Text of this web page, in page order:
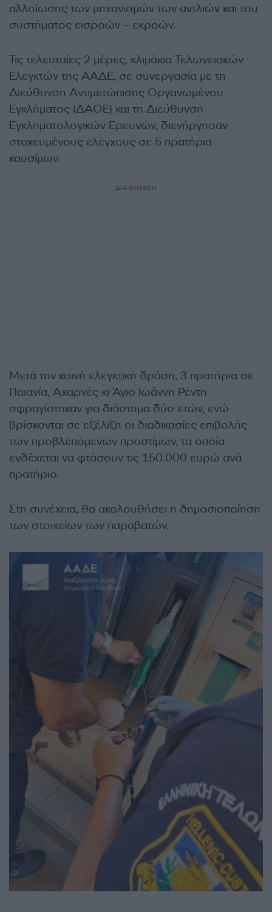
αλλοίωσης των μηχανισμών των αντλιών και του
συστήματος εισροών – εκροών.
Τις τελευταίες 2 μέρες, κλιμάκια Τελωνειακών
Ελεγκτών της ΑΑΔΕ, σε συνεργασία με τη
Διεύθυνση Αντιμετώπισης Οργανωμένου
Εγκλήματος (ΔΑΟΕ) και τη Διεύθυνση
Εγκληματολογικών Ερευνών, διενήργησαν
στοχευμένους ελέγχους σε 5 πρατήρια
καυσίμων.
ΔΙΑΦΗΜΙΣΗ
Μετά την κοινή ελεγκτική δράση, 3 πρατήρια σε
Παιανία, Αχαρνές κι Άγιο Ιωάννη Ρέντη
σφραγίστηκαν για διάστημα δύο ετών, ενώ
βρίσκονται σε εξέλιξη οι διαδικασίες επιβολής
των προβλεπόμενων προστίμων, τα οποία
ενδέχεται να φτάσουν τις 150.000 ευρώ ανά
πρατήριο.
Στη συνέχεια, θα ακολουθήσει η δημοσιοποίηση
των στοιχείων των παραβατών.